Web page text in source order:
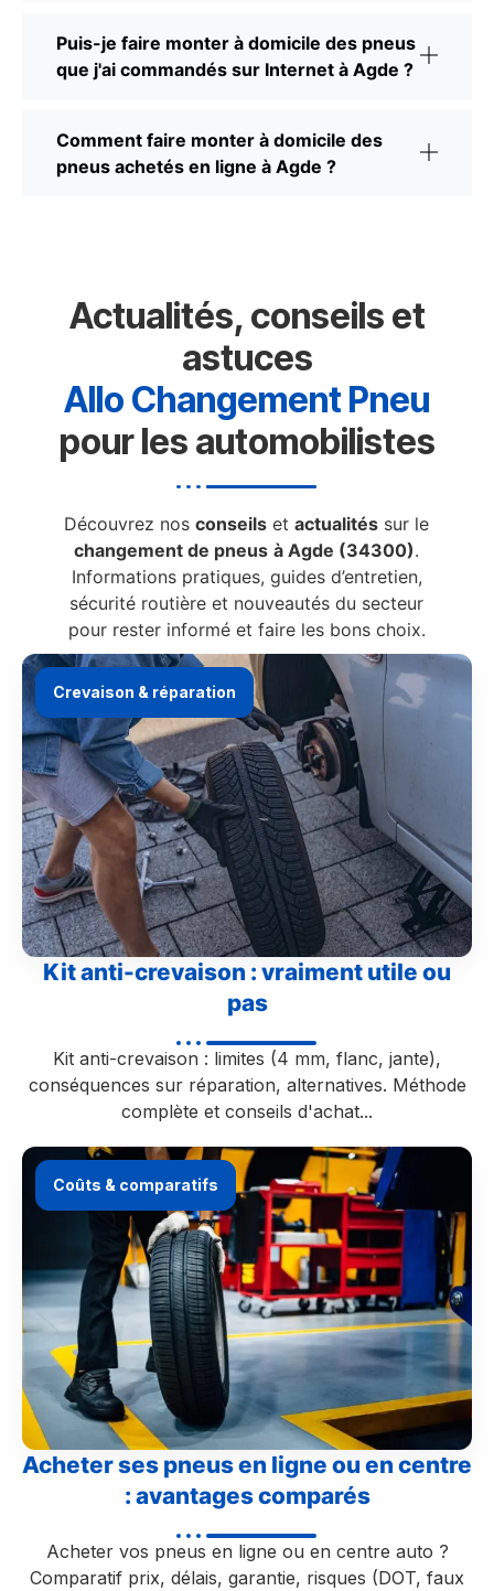
Puis-je faire monter à domicile des pneus
que j'ai commandés sur Internet à Agde ?
Comment faire monter à domicile des
pneus achetés en ligne à Agde ?
Actualités, conseils et
astuces
Allo Changement Pneu
pour les automobilistes
Découvrez nosconseils etactualités sur le
changement de pneus à Agde (34300).
Informations pratiques, guides d’entretien,
sécurité routière et nouveautés du secteur
pour rester informé et faire les bons choix.
Crevaison & réparation
Kit anti-crevaison : vraiment utile ou
pas
Kit anti-crevaison : limites (4 mm, flanc, jante),
conséquences sur réparation, alternatives. Méthode
complète et conseils d'achat...
Coûts & comparatifs
Acheter ses pneus en ligne ou en centre
: avantages comparés
Acheter vos pneus en ligne ou en centre auto ?
Comparatif prix, délais, garantie, risques (DOT, faux